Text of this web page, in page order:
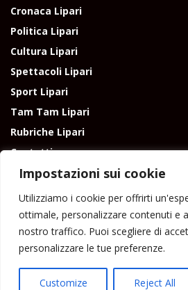
Impostazioni sui cookie
Utilizziamo i cookie per offrirti
ottimale, personalizzare contenuti e
nostro traffico. Puoi scegliere di
personalizzare le tue preferenze.
Customize Reject All
Cronaca Lipari
Politica Lipari
Cultura Lipari
Spettacoli Lipari
Sport Lipari
Tam Tam Lipari
Rubriche Lipari
Contatti
Direttore responsabile: Peppe Paino -
Lipari (Me) - Tel. 3924544698 e-mail:
peppepaino1@gmail.com Testata